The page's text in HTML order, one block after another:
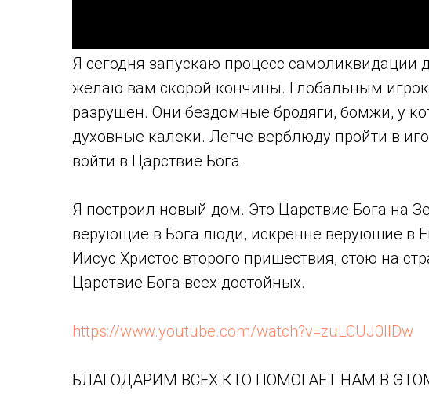
Я сегодня запускаю процесс самоликвидации
желаю вам скорой кончины. Глобальным
разрушен. Они бездомные бродяги, бомжи, у
духовные калеки. Легче верблюду пройти в
войти в Царствие Бога.
Я построил новый дом. Это Царствие Бога на
верующие в Бога люди, искренне верующие в
Иисус Христос второго пришествия, стою на
Царствие Бога всех достойных.
https://www.youtube.com/watch?v=zuLCUJ0IlDw
БЛАГОДАРИМ ВСЕХ КТО ПОМОГАЕТ НАМ В